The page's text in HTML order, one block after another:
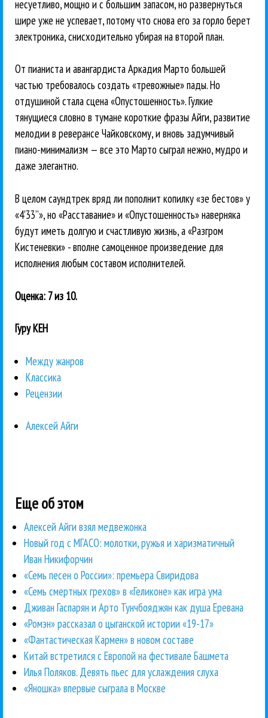
несуетливо, мощно и с большим запасом, но развернуться
шире уже не успевает, потому что снова его за горло берет
электроника, снисходительно убирая на второй план.
От пианиста и авангардиста Аркадия Марто большей
частью требовалось создать «тревожные» пады. Но
отдушиной стала сцена «Опустошенность». Гулкие
тянущиеся словно в тумане короткие фразы Айги, развитие
мелодии в реверансе Чайковскому, и вновь задумчивый
пиано-минимализм — все это Марто сыграл нежно, мудро и
даже элегантно.
В целом саундтрек вряд ли пополнит копилку «зе бестов» у
«4'33”», но «Расставание» и «Опустошенность» наверняка
будут иметь долгую и счастливую жизнь, а «Разгром
Кистеневки» - вполне самоценное произведение для
исполнения любым составом исполнителей.
Оценка: 7 из 10.
Гуру КЕН
Между жанров
Классика
Рецензии
Алексей Айги
Еще об этом
Алексей Айги взял медвежонка
Новый год с МГАСО: молотки, ружья и харизматичный
Иван Никифорчин
«Семь песен о России»: премьера Свиридова
«Семь смертных грехов» в «Геликоне» как игра ума
Дживан Гаспарян и Арто Тунчбояджян как душа Еревана
«Ромэн» рассказал о цыганской истории «19-17»
«Фантастическая Кармен» в новом составе
Китай встретился с Европой на фестивале Башмета
Илья Поляков. Девять пьес для услаждения слуха
«Яношка» впервые сыграла в Москве